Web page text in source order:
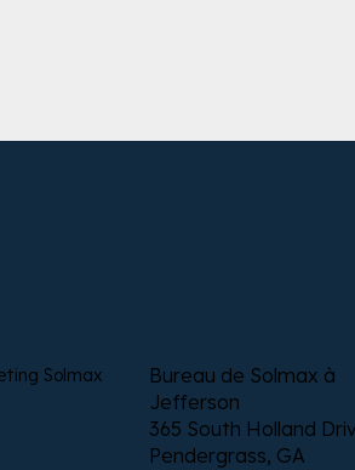
Solmax
Bureau de Solmax à
Jefferson
365 South Holland
Pendergrass, GA